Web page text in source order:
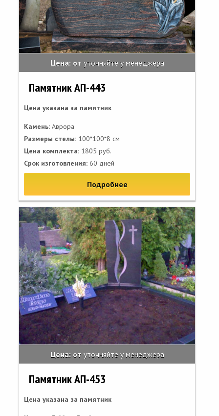
Цена: от уточняйте у менеджера
Памятник АП-443
Цена указана за памятник
Камень: Аврора
Размеры стелы: 100*100*8 см
Цена комплекта: 1805 руб.
Срок изготовления: 60 дней
Подробнее
Цена: от уточняйте у менеджера
Памятник АП-453
Цена указана за памятник